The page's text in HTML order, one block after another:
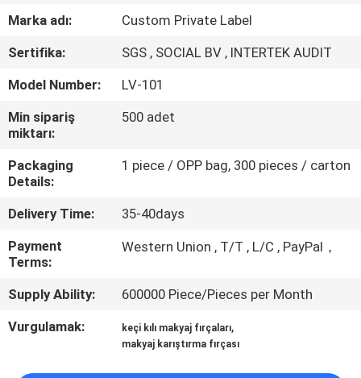
HAKKIMIZDA
FABRIKA
TURU
KALITE
KONTROL
SITE
HARITASI
PRIVACY
POLICY
Marka adı:
Custom Private Label
Sertifika:
SGS , SOCIAL BV , INTERTEK AUDIT
Model Number:
LV-101
Min sipariş
miktarı:
500 adet
Packaging
Details:
1 piece / OPP bag, 300 pieces / carton
Delivery Time:
35-40days
Payment
Terms:
Western Union , T/T , L/C , PayPal，
Supply Ability:
600000 Piece/Pieces per Month
Vurgulamak:
keçi kılı makyaj fırçaları,
makyaj karıştırma fırçası